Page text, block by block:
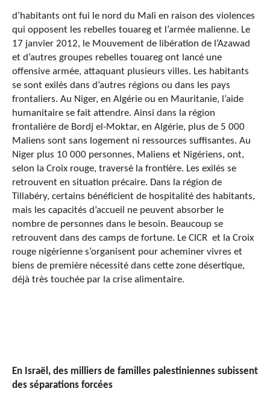
d’habitants ont fui le nord du Mali en raison des violences
qui opposent les rebelles touareg et l’armée malienne. Le
17 janvier 2012, le Mouvement de libération de l’Azawad
et d’autres groupes rebelles touareg ont lancé une
offensive armée, attaquant plusieurs villes. Les habitants
se sont exilés dans d’autres régions ou dans les pays
frontaliers. Au Niger, en Algérie ou en Mauritanie, l’aide
humanitaire se fait attendre. Ainsi dans la région
frontalière de Bordj el-Moktar, en Algérie, plus de 5 000
Maliens sont sans logement ni ressources suffisantes. Au
Niger plus 10 000 personnes, Maliens et Nigériens, ont,
selon la Croix rouge, traversé la frontière. Les exilés se
retrouvent en situation précaire. Dans la région de
Tillabéry, certains bénéficient de hospitalité des habitants,
mais les capacités d’accueil ne peuvent absorber le
nombre de personnes dans le besoin. Beaucoup se
retrouvent dans des camps de fortune. Le CICR et la Croix
rouge nigérienne s’organisent pour acheminer vivres et
biens de première nécessité dans cette zone désertique,
déjà très touchée par la crise alimentaire.
En Israël, des milliers de familles palestiniennes subissent
des séparations forcées